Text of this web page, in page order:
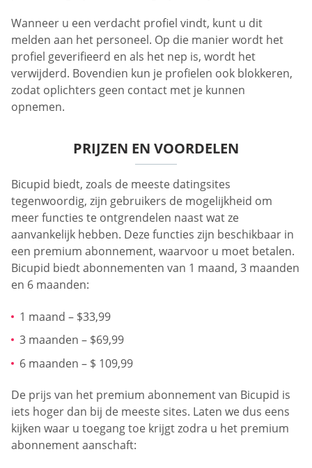
Wanneer u een verdacht profiel vindt, kunt u dit
melden aan het personeel. Op die manier wordt het
profiel geverifieerd en als het nep is, wordt het
verwijderd. Bovendien kun je profielen ook blokkeren,
zodat oplichters geen contact met je kunnen
opnemen.
PRIJZEN EN VOORDELEN
Bicupid biedt, zoals de meeste datingsites
tegenwoordig, zijn gebruikers de mogelijkheid om
meer functies te ontgrendelen naast wat ze
aanvankelijk hebben. Deze functies zijn beschikbaar in
een premium abonnement, waarvoor u moet betalen.
Bicupid biedt abonnementen van 1 maand, 3 maanden
en 6 maanden:
1 maand – $33,99
3 maanden – $69,99
6 maanden – $ 109,99
De prijs van het premium abonnement van Bicupid is
iets hoger dan bij de meeste sites. Laten we dus eens
kijken waar u toegang toe krijgt zodra u het premium
abonnement aanschaft: